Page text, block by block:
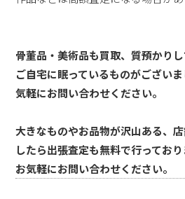
骨董品・美術品も買取、質預かりし
ご自宅に眠っているものがござい
気軽にお問い合わせください。
大きなものやお品物が沢山ある、
したら出張査定も無料で行っており
お気軽にお問い合わせください。